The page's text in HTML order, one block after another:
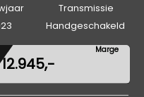
Transmissie
Handgeschakeld
12.945,-
Marge